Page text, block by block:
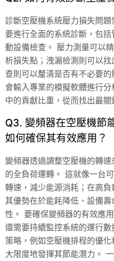
診斷空壓機系統壓力損失問
要進行全面的系統診斷，包
動設備檢查。 壓力測量可以
析損失點；洩漏檢測則可以
查則可以釐清是否有不必要
會輸入專業的模擬軟體進行
中的貢獻比重，從而找出最關
Q3. 變頻器在空壓機節
如何確保其有效應用？
變頻器透過調整空壓機的轉
的全負荷運轉。 這就像一台
轉速，減少能源消耗；在高
其優勢在於能耗降低、設備
性。 要確保變頻器的有效應
還需要持續監控系統的運行
策略，例如空壓機排程的優
大限度地發揮其節能潛力。